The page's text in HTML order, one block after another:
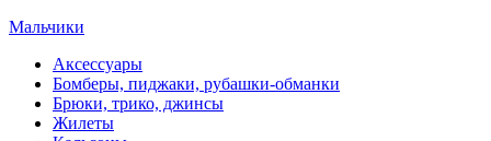
Мальчики
Аксессуары
Бомберы, пиджаки, рубашки-обманки
Брюки, трико, джинсы
Жилеты